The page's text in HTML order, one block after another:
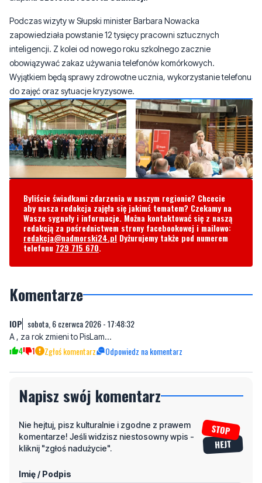
obowiązywać zakaz używania telefonów komórkowych.
Wyjątkiem będą sprawy zdrowotne ucznia, wykorzystanie telefonu
do zajęć oraz sytuacje kryzysowe.
Byliście świadkami zdarzenia w naszym regionie? Chcecie
aby nasza redakcja zajęła się jakimś tematem? Czekamy na
Wasze sygnały i informacje. Można kontaktować się z naszą
redakcja@nadmorski24.plDyżurujemy także pod numerem
telefonu729 715 670.
Komentarze
A , za rok zmieni to PisLam...
Napisz swój komentarz
komentarze! Jeśli widzisz niestosowny wpis -
kliknij "zgłoś nadużycie".
Imię / Podpis
Odpowiedz